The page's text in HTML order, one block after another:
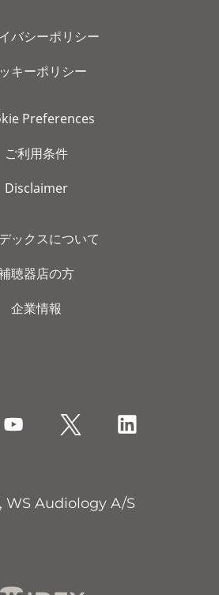
バシーポリシー
キーポリシー
Preferences
ご利用条件
Disclaimer
ックスについて
聴器店の方
企業情報
WS Audiology A/S